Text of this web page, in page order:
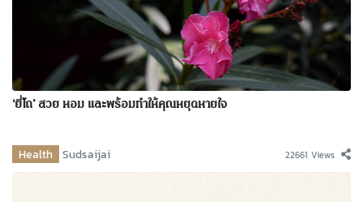
‘ยี่โถ’ สวย หอม และพร้อมทำให้คุณหยุดหายใจ
Health Sudsaijai 22661 Views